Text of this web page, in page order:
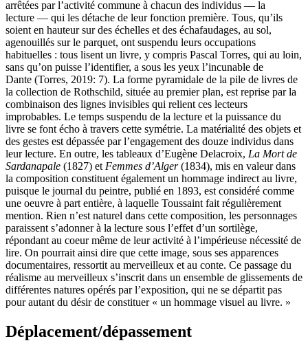
arrêtées par l’activité commune à chacun des individus — la
lecture — qui les détache de leur fonction première. Tous, qu’ils
soient en hauteur sur des échelles et des échafaudages, au sol,
agenouillés sur le parquet, ont suspendu leurs occupations
habituelles : tous lisent un livre, y compris Pascal Torres, qui au loin,
sans qu’on puisse l’identifier, a sous les yeux l’incunable de
Dante (Torres, 2019: 7). La forme pyramidale de la pile de livres de
la collection de Rothschild, située au premier plan, est reprise par la
combinaison des lignes invisibles qui relient ces lecteurs
improbables. Le temps suspendu de la lecture et la puissance du
livre se font écho à travers cette symétrie. La matérialité des objets et
des gestes est dépassée par l’engagement des douze individus dans
leur lecture. En outre, les tableaux d’Eugène Delacroix, La Mort de
Sardanapale (1827) etFemmes d’Alger(1834), mis en valeur dans
la composition constituent également un hommage indirect au livre,
puisque le journal du peintre, publié en 1893, est considéré comme
une oeuvre à part entière, à laquelle Toussaint fait régulièrement
mention. Rien n’est naturel dans cette composition, les personnages
paraissent s’adonner à la lecture sous l’effet d’un sortilège,
répondant au coeur même de leur activité à l’impérieuse nécessité de
lire. On pourrait ainsi dire que cette image, sous ses apparences
documentaires, ressortit au merveilleux et au conte. Ce passage du
réalisme au merveilleux s’inscrit dans un ensemble de glissements de
différentes natures opérés par l’exposition, qui ne se départit pas
pour autant du désir de constituer « un hommage visuel au livre. »
Déplacement/dépassement